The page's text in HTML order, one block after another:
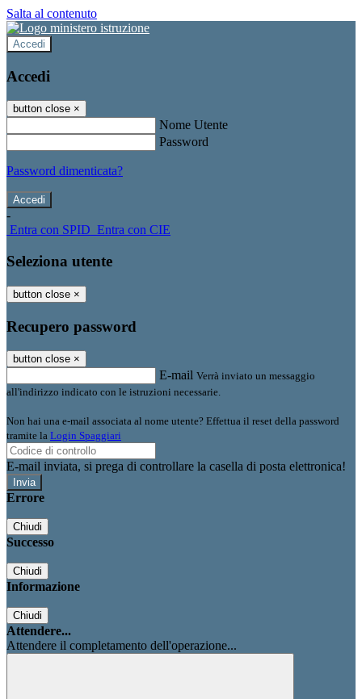
Salta al contenuto
Accedi
Accedi
button close ×
Nome Utente
Password
Password dimenticata?
-
Entra con SPID Entra con CIE
Seleziona utente
button close ×
Recupero password
button close ×
E-mail Verrà inviato un messaggio
all'indirizzo indicato con le istruzioni necessarie.
Non hai una e-mail associata al nome utente? Effettua il reset della password
tramite la Login Spaggiari
E-mail inviata, si prega di controllare la casella di posta elettronica!
Errore
Chiudi
Successo
Chiudi
Informazione
Chiudi
Attendere...
Attendere il completamento dell'operazione...